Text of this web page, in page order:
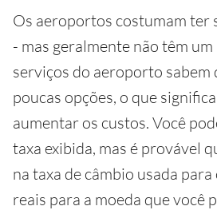
Os aeroportos costumam ter
- mas geralmente não têm
serviços do aeroporto sabem
poucas opções, o que
aumentar os custos. Você
taxa exibida, mas é provável
na taxa de câmbio usada
reais para a moeda que você